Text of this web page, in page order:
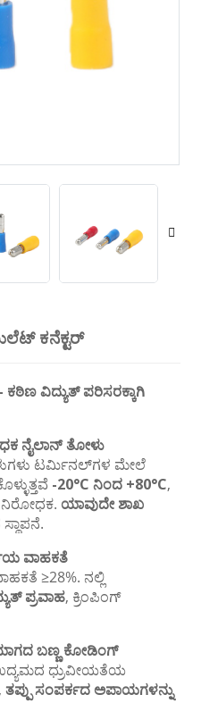
ಕನೆಕ್ಟರ್
ವಿದ್ಯುತ್ ಪರಿಸರಕ್ಕಾಗಿ
ನೈಲಾನ್ ತೋಳು
ಟರ್ಮಿನಲ್‌ಗಳ ಮೇಲೆ
-20°C ನಿಂದ +80°C,
ನಿರೋಧಕ. ಯಾವುದೇ ಶಾಖ
ವಾಹಕತೆ
≥28%. ನಲ್ಲಿ
ಪ್ರವಾಹ, ಕ್ರಿಂಪಿಂಗ್
ಬಣ್ಣ ಕೋಡಿಂಗ್
ಧ್ರುವೀಯತೆಯ
ತಪ್ಪು ಸಂಪರ್ಕದ ಅಪಾಯಗಳನ್ನು